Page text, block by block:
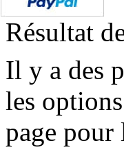
Résultat
Il y a des
les
page pour